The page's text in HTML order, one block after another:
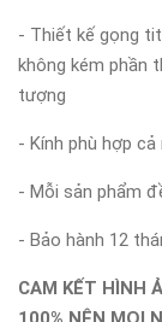
- Thiết kế gọng
không kém phần
tượng
- Kính phù hợp
- Mỗi sản phẩm
- Bảo hành 12
CAM KẾT HÌNH